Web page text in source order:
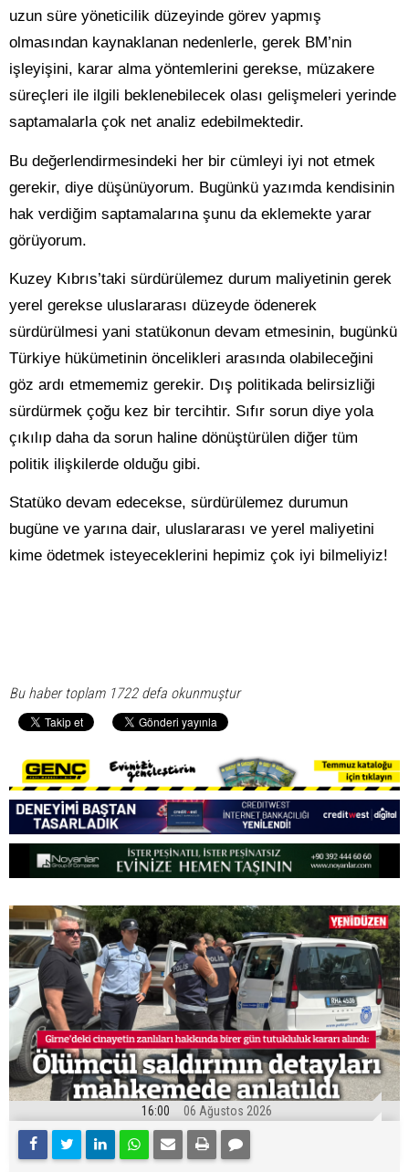
uzun süre yöneticilik düzeyinde görev yapmış
olmasından kaynaklanan nedenlerle, gerek BM’nin
işleyişini, karar alma yöntemlerini gerekse, müzakere
süreçleri ile ilgili beklenebilecek olası gelişmeleri yerinde
saptamalarla çok net analiz edebilmektedir.
Bu değerlendirmesindeki her bir cümleyi iyi not etmek
gerekir, diye düşünüyorum. Bugünkü yazımda kendisinin
hak verdiğim saptamalarına şunu da eklemekte yarar
görüyorum.
Kuzey Kıbrıs’taki sürdürülemez durum maliyetinin gerek
yerel gerekse uluslararası düzeyde ödenerek
sürdürülmesi yani statükonun devam etmesinin, bugünkü
Türkiye hükümetinin öncelikleri arasında olabileceğini
göz ardı etmememiz gerekir. Dış politikada belirsizliği
sürdürmek çoğu kez bir tercihtir. Sıfır sorun diye yola
çıkılıp daha da sorun haline dönüştürülen diğer tüm
politik ilişkilerde olduğu gibi.
Statüko devam edecekse, sürdürülemez durumun
bugüne ve yarına dair, uluslararası ve yerel maliyetini
kime ödetmek isteyeceklerini hepimiz çok iyi bilmeliyiz!
Bu haber toplam 1722 defa okunmuştur
16:00 06 Ağustos 2026